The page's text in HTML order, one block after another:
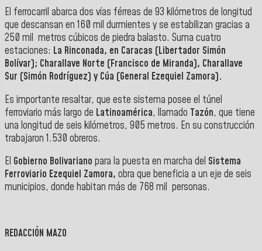
El ferrocarril abarca dos vías férreas de 93 kilómetros de longitud
que descansan en 160 mil durmientes y se estabilizan gracias a
250 mil metros cúbicos de piedra balasto. Suma cuatro
estaciones: La Rinconada, en Caracas (Libertador Simón
Bolívar); Charallave Norte (Francisco de Miranda), Charallave
Sur (Simón Rodríguez) y Cúa (General Ezequiel Zamora).
Es importante resaltar, que este sistema posee el túnel
ferroviario más largo de Latinoamérica, llamado Tazón, que tiene
una longitud de seis kilómetros, 905 metros. En su construcción
trabajaron 1.530 obreros.
El Gobierno Bolivariano para la puesta en marcha del Sistema
Ferroviario Ezequiel Zamora, obra que beneficia a un eje de seis
municipios, donde habitan más de 768 mil personas.
REDACCIÓN MAZO